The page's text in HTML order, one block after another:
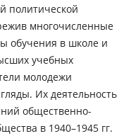
политической
многочисленные
обучения в школе и
учебных
молодежи
Их деятельность
общественно-
в 1940–1945 гг.